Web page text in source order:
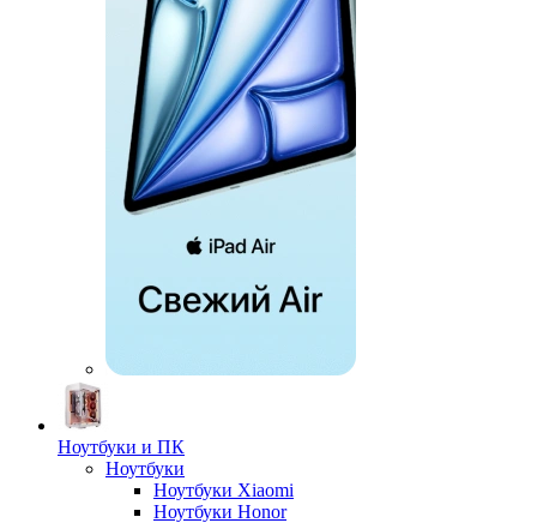
Ноутбуки и ПК
Ноутбуки
Ноутбуки Xiaomi
Ноутбуки Honor